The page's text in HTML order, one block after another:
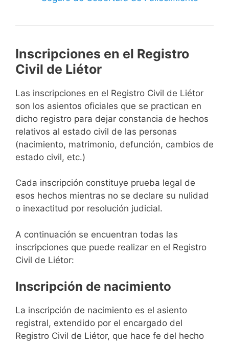
Inscripciones en el Registro
Civil de Liétor
Las inscripciones en el Registro Civil de Liétor
son los asientos oficiales que se practican en
dicho registro para dejar constancia de hechos
relativos al estado civil de las personas
(nacimiento, matrimonio, defunción, cambios de
estado civil, etc.)
Cada inscripción constituye prueba legal de
esos hechos mientras no se declare su nulidad
o inexactitud por resolución judicial.
A continuación se encuentran todas las
inscripciones que puede realizar en el Registro
Civil de Liétor:
Inscripción de nacimiento
La inscripción de nacimiento es el asiento
registral, extendido por el encargado del
Registro Civil de Liétor, que hace fe del hecho